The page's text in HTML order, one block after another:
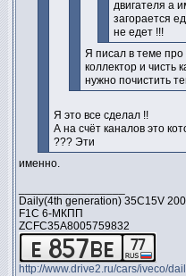
двигателя а
загорается
не едет !!!
Я писал в теме про
коллектор и чисть
нужно почистить
Я это все сделал !!
А на счёт каналов это
??? Эти
именно.
Daily(4th generation) 35C15V
F1C 6-МКПП
ZCFC35A8005759832
http://www.drive2.ru/cars/iveco/